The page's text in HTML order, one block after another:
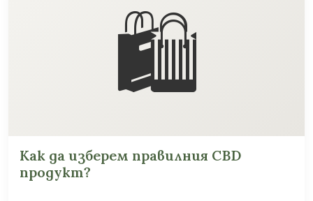
🛍️
Как да изберем правилния CBD
продукт?